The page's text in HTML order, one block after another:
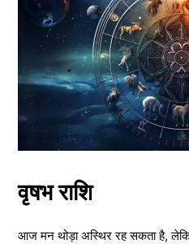
वृषभ राशि
आज मन थोड़ा अस्थिर रह सकता है,